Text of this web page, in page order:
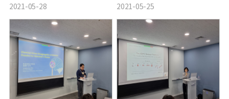
관 현장 간담회
2021-05-28 2021-05-25